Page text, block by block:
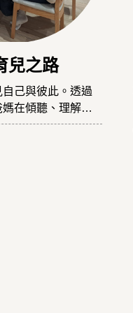
兒之路
己與彼此。透過
在傾聽、理解與
，也在育兒路上